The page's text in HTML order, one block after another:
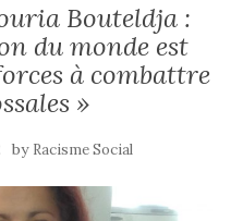
Bouteldja :
du monde est
à combattre
»
by Racisme Social